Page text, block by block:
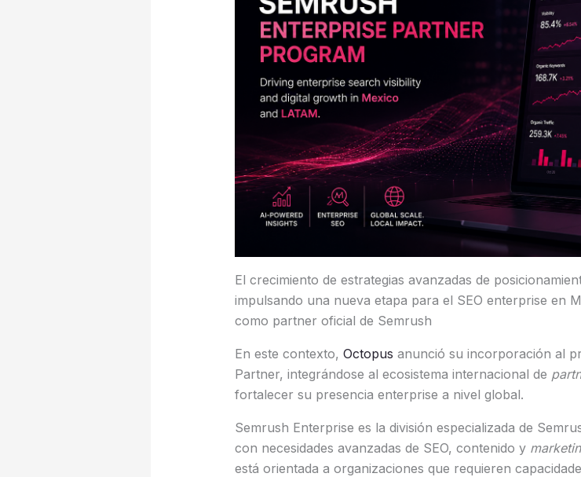
El crecimiento de estrategias avanzadas de
impulsando una nueva etapa para el SEO enterprise en
como partner oficial de Semrush
En este contexto, Octopus anunció su incorporación al
Partner, integrándose al ecosistema internacional de
fortalecer su presencia enterprise a nivel global.
Semrush Enterprise es la división especializada de
con necesidades avanzadas de SEO, contenido y
está orientada a organizaciones que requieren